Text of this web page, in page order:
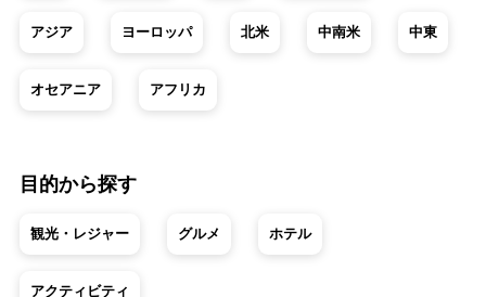
アジア ヨーロッパ 北米 中南米 中東
オセアニア アフリカ
目的から探す
観光・レジャー グルメ ホテル
アクティビティ